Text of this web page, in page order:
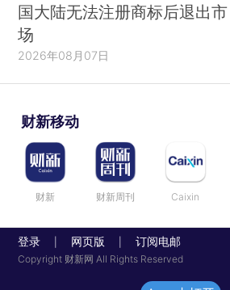
国大陆无法注册商标后退出市
场
2026年08月07日
财新移动
财新 财新周刊 Caixin
登录 网页版 订阅电邮
Copyright 财新网 All Rights Reserved